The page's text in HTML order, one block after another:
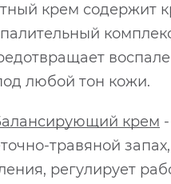
крем содержит
любой тон кожи.
крем
травяной
регулирует